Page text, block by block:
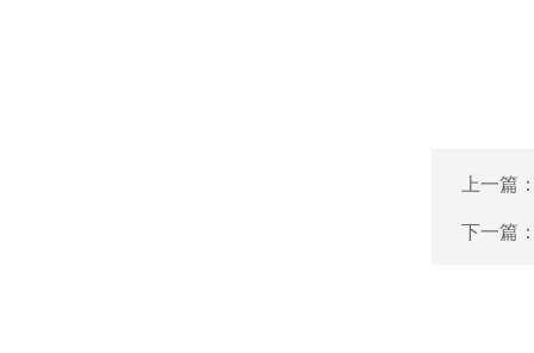
上一篇
下一篇